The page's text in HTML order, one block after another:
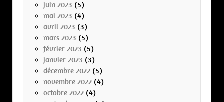
juin 2023 (5)
mai 2023 (4)
avril 2023 (3)
mars 2023 (5)
février 2023 (5)
janvier 2023 (3)
décembre 2022 (5)
novembre 2022 (4)
octobre 2022 (4)